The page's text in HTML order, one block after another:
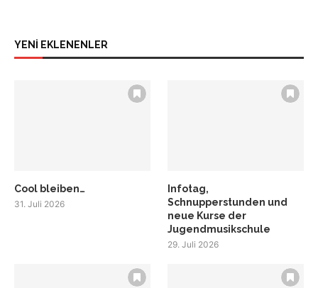
YENİ EKLENENLER
Cool bleiben…
31. Juli 2026
Infotag,
Schnupperstunden und
neue Kurse der
Jugendmusikschule
29. Juli 2026